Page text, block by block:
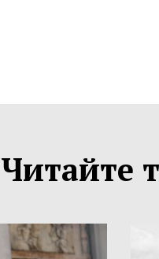
Читайте